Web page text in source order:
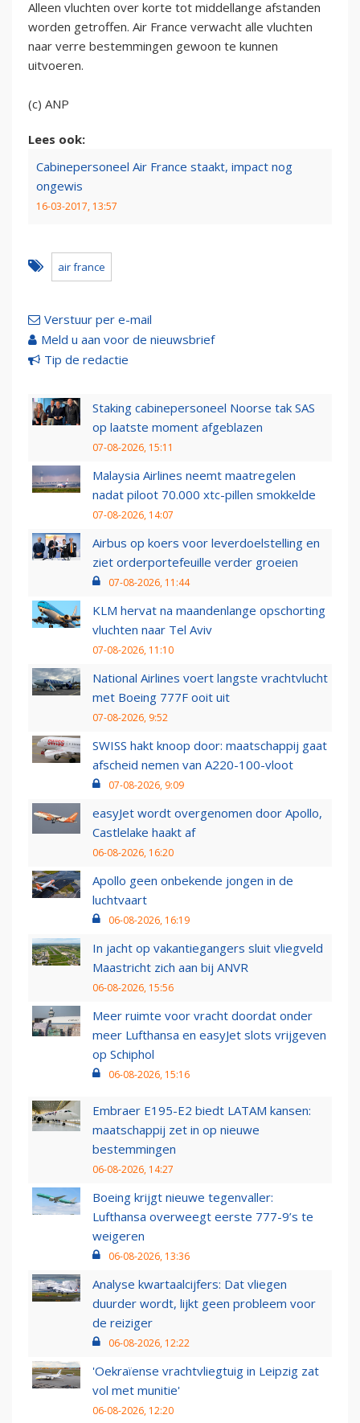
Alleen vluchten over korte tot middellange afstanden
worden getroffen. Air France verwacht alle vluchten
naar verre bestemmingen gewoon te kunnen
uitvoeren.
(c) ANP
Lees ook:
Cabinepersoneel Air France staakt, impact nog
ongewis
16-03-2017, 13:57
air france
Verstuur per e-mail
Meld u aan voor de nieuwsbrief
Tip de redactie
Staking cabinepersoneel Noorse tak SAS
op laatste moment afgeblazen
07-08-2026, 15:11
Malaysia Airlines neemt maatregelen
nadat piloot 70.000 xtc-pillen smokkelde
07-08-2026, 14:07
Airbus op koers voor leverdoelstelling en
ziet orderportefeuille verder groeien
07-08-2026, 11:44
KLM hervat na maandenlange opschorting
vluchten naar Tel Aviv
07-08-2026, 11:10
National Airlines voert langste vrachtvlucht
met Boeing 777F ooit uit
07-08-2026, 9:52
SWISS hakt knoop door: maatschappij gaat
afscheid nemen van A220-100-vloot
07-08-2026, 9:09
easyJet wordt overgenomen door Apollo,
Castlelake haakt af
06-08-2026, 16:20
Apollo geen onbekende jongen in de
luchtvaart
06-08-2026, 16:19
In jacht op vakantiegangers sluit vliegveld
Maastricht zich aan bij ANVR
06-08-2026, 15:56
Meer ruimte voor vracht doordat onder
meer Lufthansa en easyJet slots vrijgeven
op Schiphol
06-08-2026, 15:16
Embraer E195-E2 biedt LATAM kansen:
maatschappij zet in op nieuwe
bestemmingen
06-08-2026, 14:27
Boeing krijgt nieuwe tegenvaller:
Lufthansa overweegt eerste 777-9’s te
weigeren
06-08-2026, 13:36
Analyse kwartaalcijfers: Dat vliegen
duurder wordt, lijkt geen probleem voor
de reiziger
06-08-2026, 12:22
'Oekraïense vrachtvliegtuig in Leipzig zat
vol met munitie'
06-08-2026, 12:20